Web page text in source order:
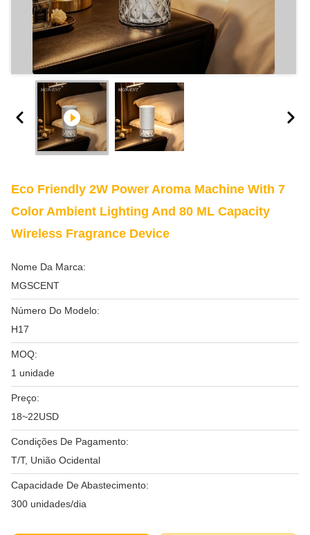
Eco Friendly 2W Power Aroma Machine With 7
Color Ambient Lighting And 80 ML Capacity
Wireless Fragrance Device
Nome Da Marca:
MGSCENT
Número Do Modelo:
H17
MOQ:
1 unidade
Preço:
18~22USD
Condições De Pagamento:
T/T, União Ocidental
Capacidade De Abastecimento:
300 unidades/dia